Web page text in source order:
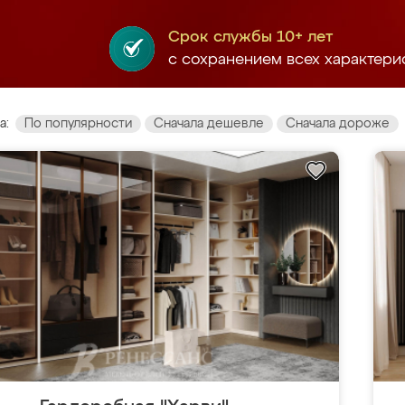
Срок службы 10+ лет
с сохранением всех
По популярности Сначала дешевле Сначала дороже